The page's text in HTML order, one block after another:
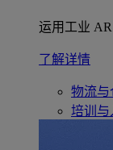
运用工业
了解详情
物流与
培训与